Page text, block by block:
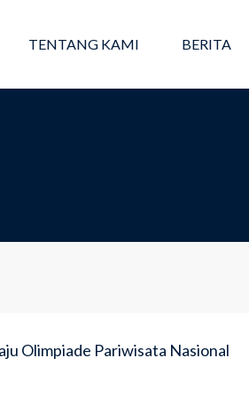
TENTANG KAMI BERITA
Olimpiade Pariwisata Nasional